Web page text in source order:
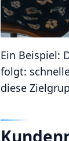
Ein Beispiel:
folgt:
diese